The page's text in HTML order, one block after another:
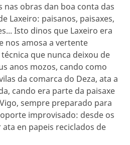
nas obras dan boa conta das
Laxeiro: paisanos, paisaxes,
Isto dinos que Laxeiro era
nos amosa a vertente
que nunca deixou de
anos mozos, cando como
da comarca do Deza, ata a
cando era parte da paisaxe
sempre preparado para
improvisado: desde os
en papeis reciclados de